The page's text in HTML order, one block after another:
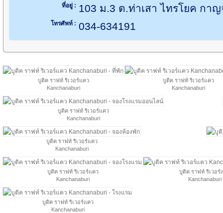
ที่อยู่ : 103 ม.3 ต.ท่าเสา ไทรโยค กา
โทรศัพท์ : 034-634191
บูติค ราฟท์ ริเวอร์แคว
Kanchanaburi
บูติค ราฟท์ ริเวอร์แคว
Kanchanaburi
บูติค ราฟท์ ริเวอร์แคว
Kanchanaburi
บูติค ราฟท์ ริเวอร์แคว
Kanchanaburi
บูติค ราฟท์ ริเวอร์แคว
Kanchanaburi
บูติค ราฟท์ ริเวอร์
Kanchanaburi
บูติค ราฟท์ ริเวอร์แคว
Kanchanaburi